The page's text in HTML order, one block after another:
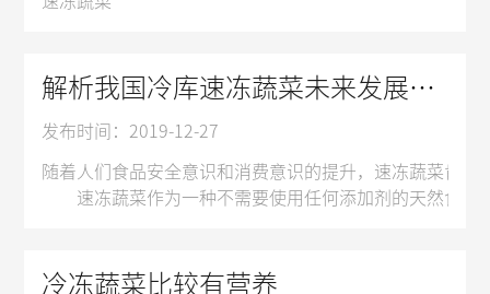
近两年，生鲜电商发展十分迅猛。除了中粮我买网、顺
惊喜的是，生鲜电商的用户和速冻蔬菜的目标群体很吻
随着速冻蔬菜生产标准逐渐完善，生鲜电商的发展也
蔬菜在冻结时中心温度必须在30分钟以内，从零下1度
解析我国冷库速冻蔬菜未来发展潜力无限
发布时间：2019-12-27
随着人们食品安全意识和消费意识的提升，速冻蔬菜肯
速冻蔬菜作为一种不需要使用任何添加剂的天然食品，
惊喜的是，生鲜电商的用户和速冻蔬菜的目标群体很吻
冷冻蔬菜比较有营养